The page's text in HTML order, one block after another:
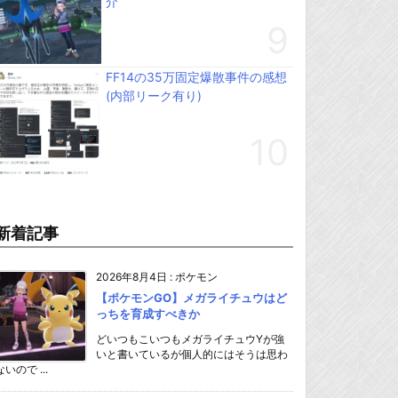
FF14の35万固定爆散事件の感想
(内部リーク有り)
着記事
2026年8月4日 : ポケモン
【ポケモンGO】メガライチュウはど
っちを育成すべきか
どいつもこいつもメガライチュウYが強
いと書いているが個人的にはそうは思わ
いので ...